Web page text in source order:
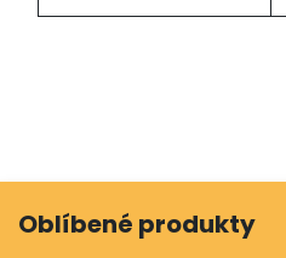
Oblíbené produkty